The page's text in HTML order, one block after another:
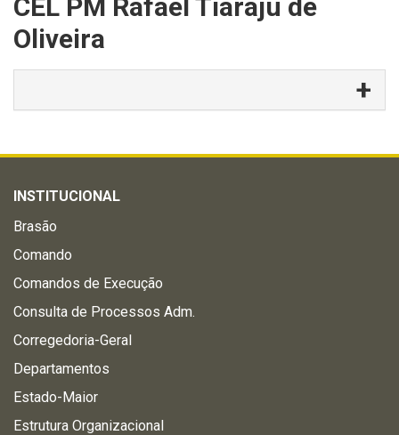
CEL PM Rafael Tiaraju de
Oliveira
INSTITUCIONAL
Brasão
Comando
Comandos de Execução
Consulta de Processos Adm.
Corregedoria-Geral
Departamentos
Estado-Maior
Estrutura Organizacional